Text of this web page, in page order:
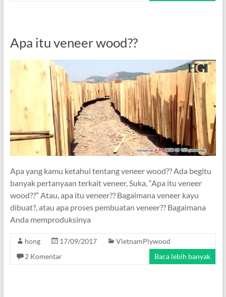
Apa itu veneer wood??
Apa yang kamu ketahui tentang veneer wood?? Ada begitu
banyak pertanyaan terkait veneer, Suka, “Apa itu veneer
wood??” Atau, apa itu veneer?? Bagaimana veneer kayu
dibuat?, atau apa proses pembuatan veneer?? Bagaimana
Anda memproduksinya
hong 17/09/2017
VietnamPlywood
2 Komentar
Baca lebih banyak